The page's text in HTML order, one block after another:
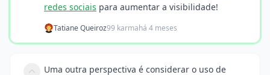
redes sociais para aumentar a visibilidade!
Tatiane Queiroz99 karmahá 4 meses
Uma outra perspectiva é considerar o uso de